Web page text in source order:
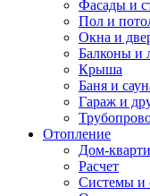
Фасады и
Пол и
Окна и
Балконы и
Крыша
Баня и
Гараж и
Отопление
Дом-
Расчет
Системы и